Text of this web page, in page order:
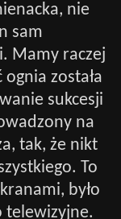
nie
sam
Mamy raczej
została
sukcesji
na
tak, że nikt
To
było
telewizyjne.